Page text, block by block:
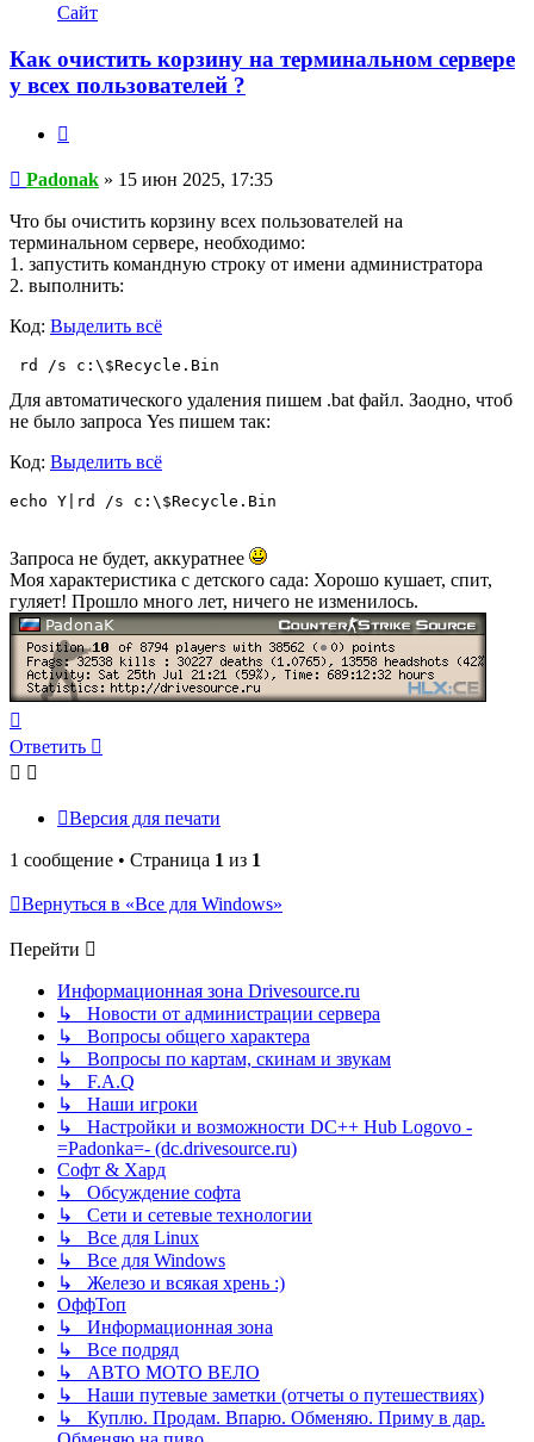
информация
пользователя
Сайт
Как очистить корзину на терминальном сервере
у всех пользователей ?
Сообщение
Padonak » 15 июн 2025, 17:35
Что бы очистить корзину всех пользователей на
терминальном сервере, необходимо:
1. запустить командную строку от имени администратора
2. выполнить:
Код: Выделить всё
rd /s c:\$Recycle.Bin
Для автоматического удаления пишем .bat файл. Заодно, чтоб
не было запроса Yes пишем так:
Код: Выделить всё
echo Y|rd /s c:\$Recycle.Bin
Запроса не будет, аккуратнее
Моя характеристика с детского сада: Хорошо кушает, спит,
гуляет! Прошло много лет, ничего не изменилось.
к
началу
Ответить
Версия для печати
1 сообщение • Страница 1 из 1
Вернуться в «Все для Windows»
Перейти
Информационная зона Drivesource.ru
↳ Новости от администрации сервера
↳ Вопросы общего характера
↳ Вопросы по картам, скинам и звукам
↳ F.A.Q
↳ Наши игроки
↳ Настройки и возможности DC++ Hub Logovo -
=Padonka=- (dc.drivesource.ru)
Софт & Хард
↳ Обсуждение софта
↳ Сети и сетевые технологии
↳ Все для Linux
↳ Все для Windows
↳ Железо и всякая хрень :)
ОффТоп
↳ Информационная зона
↳ Все подряд
↳ АВТО МОТО ВЕЛО
↳ Наши путевые заметки (отчеты о путешествиях)
↳ Куплю. Продам. Впарю. Обменяю. Приму в дар.